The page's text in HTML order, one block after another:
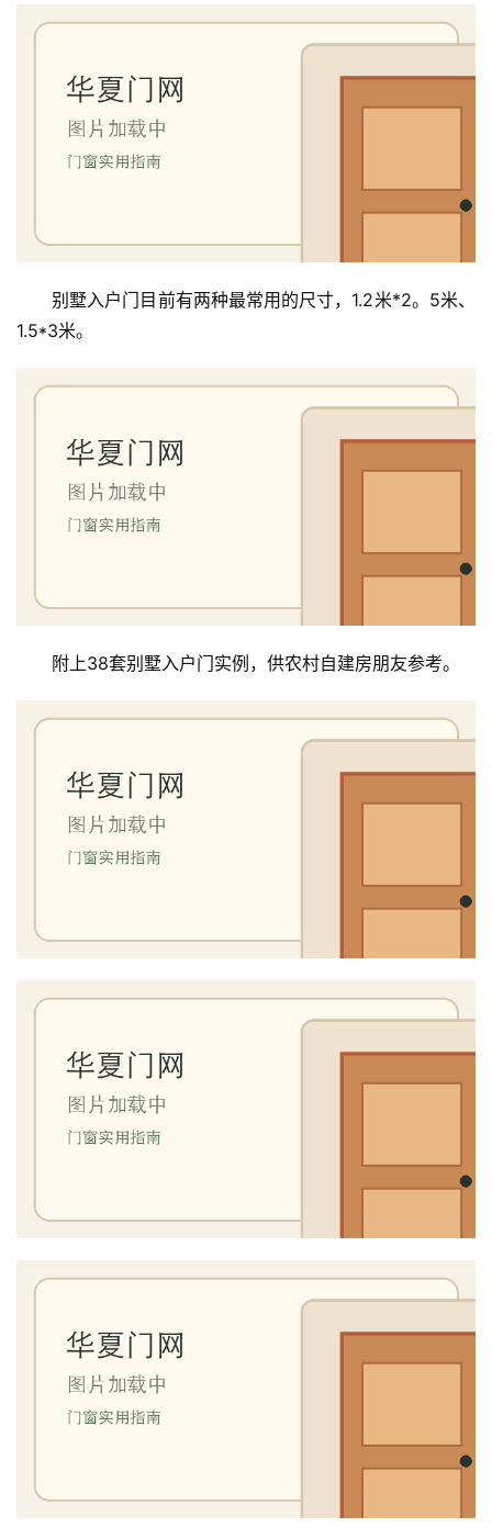
别墅入户门目前有两种最常用的尺寸，1.2米*2。5米、
1.5*3米。
附上38套别墅入户门实例，供农村自建房朋友参考。